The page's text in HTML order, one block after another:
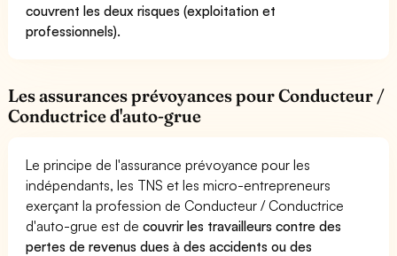
couvrent les deux risques (exploitation et
professionnels).
Les assurances prévoyances pour Conducteur /
Conductrice d'auto-grue
Le principe de l'assurance prévoyance pour les
indépendants, les TNS et les micro-entrepreneurs
exerçant la profession de Conducteur / Conductrice
d'auto-grue est decouvrir les travailleurs contre des
pertes de revenus dues à des accidents ou des